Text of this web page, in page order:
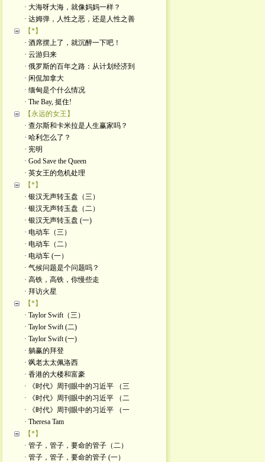
· 大海呀大海，就像妈妈一样？
· 达姆弹，人性之恶，还是人性之善
【*】
· 酒席摆上了，就沉醉一下吧！
· 云游归来
· 俄罗斯的百年之路：从计划经济到
· 闲侃加拿大
· 缅甸是个什么情况
· The Bay, 挺住!
【永远的女王】
· 查尔斯和卡米拉是人生赢家吗？
· 哈利怎么了？
· 宪明
· God Save the Queen
· 英女王的危机处理
【*】
· 银汉无声转玉盘（三）
· 银汉无声转玉盘（二）
· 银汉无声转玉盘 (一)
· 电动车（三）
· 电动车（二）
· 电动车 (一）
· 气候问题是个问题吗？
· 高铁，高铁，你慢些走
· 拜访火星
【*】
· Taylor Swift（三）
· Taylor Swift (二)
· Taylor Swift (一)
· 躺赢的拜登
· 飒老太太佩洛西
· 香港的大楼和富豪
· 《时代》周刊眼中的习近平 （三
· 《时代》周刊眼中的习近平 （二
· 《时代》周刊眼中的习近平 （一
· Theresa Tam
【*】
· 管子，管子，要命的管子（二）
· 管子，管子，要命的管子 (一）